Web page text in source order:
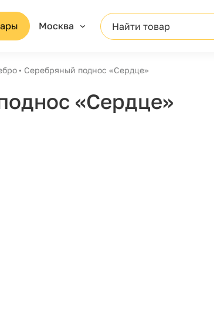
Москва Найти товар
Серебряный поднос «Сердце»
«Сердце»